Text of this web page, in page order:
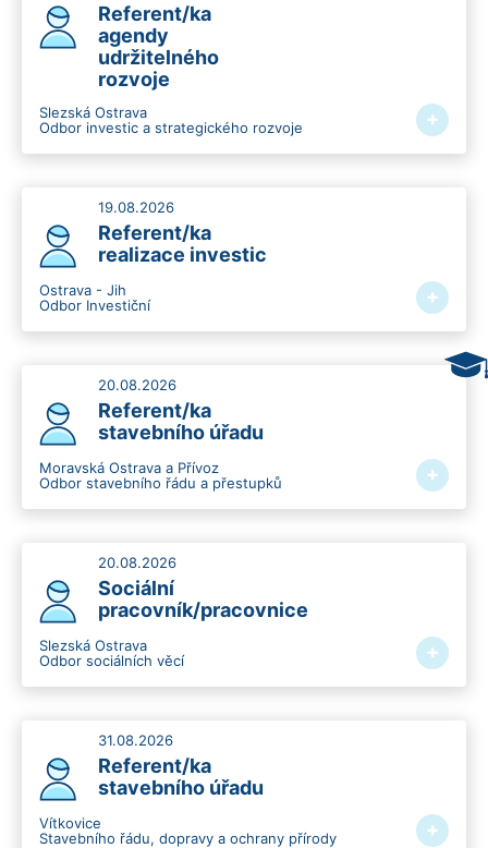
Referent/ka
agendy
udržitelného
rozvoje
Slezská Ostrava
Odbor investic a strategického rozvoje
+
19.08.2026
Referent/ka
realizace investic
Ostrava - Jih
Odbor Investiční
+
20.08.2026
Referent/ka
stavebního úřadu
Moravská Ostrava a Přívoz
Odbor stavebního řádu a přestupků
+
20.08.2026
Sociální
pracovník/pracovnice
Slezská Ostrava
Odbor sociálních věcí
+
31.08.2026
Referent/ka
stavebního úřadu
Vítkovice
Stavebního řádu, dopravy a ochrany přírody
+